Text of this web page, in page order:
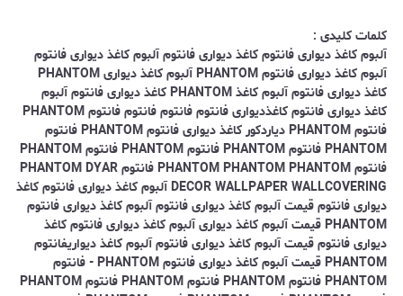
کلمات کلیدی :
آلبوم کاغذ دیواری فانتوم کاغذ دیواری فانتوم آلبوم کاغذ دیواری فانتوم
آلبوم کاغذ دیواری فانتوم PHANTOM آلبوم کاغذ دیواری PHANTOM
کاغذ دیواری فانتوم آلبوم کاغذ PHANTOM کاغذ دیواری فانتوم آلبوم
کاغذ دیواری فانتوم کاغذدیواری فانتوم فانتوم فانتوم فانتوم PHANTOM
فانتوم PHANTOM دیاردکور کاغذ دیواری فانتوم PHANTOM فانتوم
PHANTOM فانتوم PHANTOM فانتوم PHANTOM فانتوم PHANTOM
فانتوم PHANTOM PHANTOM PHANTOM فانتوم PHANTOM DYAR
DECOR WALLPAPER WALLCOVERING آلبوم کاغذ دیواری فانتوم کاغذ
دیواری فانتوم قیمت آلبوم کاغذ دیواری فانتوم آلبوم کاغذ دیواری فانتوم
PHANTOM قیمت آلبوم کاغذ دیواری آلبوم کاغذ دیواری فانتوم کاغذ
دیواری فانتوم قیمت آلبوم کاغذ دیواری فانتوم آلبوم کاغذ دیواریفانتوم
PHANTOM قیمت آلبوم کاغذ دیواری فانتوم PHANTOM - فانتوم
PHANTOM فانتوم PHANTOM فانتوم PHANTOM فانتوم PHANTOM